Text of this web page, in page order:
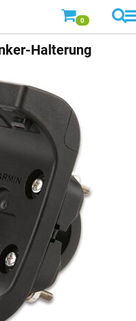
0
Halterung